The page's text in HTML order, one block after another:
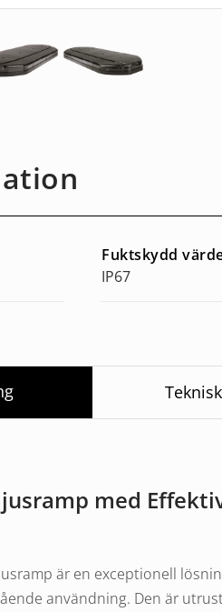
Fuktskydd
IP67
med
är en exceptionell
användning. Den är